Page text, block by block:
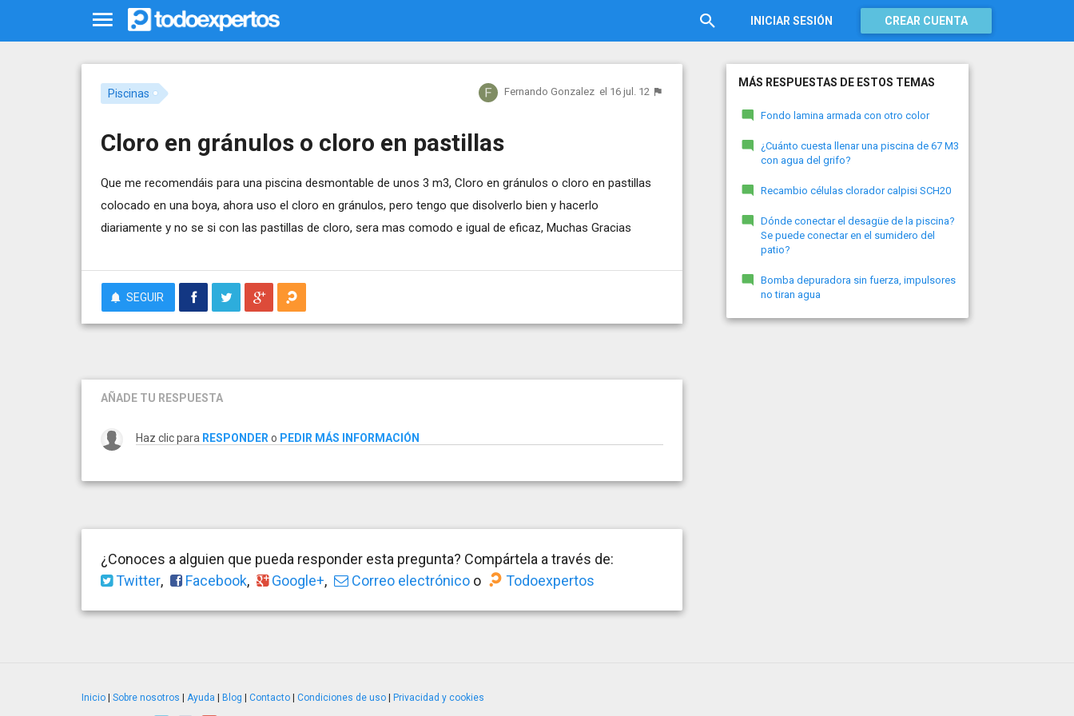
INICIAR SESIÓN CREAR CUENTA
Piscinas Fernando Gonzalez el 16 jul. 12
Cloro en gránulos o cloro en pastillas
Que me recomendáis para una piscina desmontable de unos 3 m3, Cloro en gránulos o cloro en pastillas
colocado en una boya, ahora uso el cloro en gránulos, pero tengo que disolverlo bien y hacerlo
diariamente y no se si con las pastillas de cloro, sera mas comodo e igual de eficaz, Muchas Gracias
SEGUIR
AÑADE TU RESPUESTA
Haz clic para RESPONDER o PEDIR MÁS INFORMACIÓN
¿Conoces a alguien que pueda responder esta pregunta? Compártela a través de:
Twitter, Facebook, Google+, Correo electrónico o Todoexpertos
MÁS RESPUESTAS DE ESTOS TEMAS
Fondo lamina armada con otro color
¿Cuánto cuesta llenar una piscina de 67 M3
con agua del grifo?
Recambio células clorador calpisi SCH20
Dónde conectar el desagüe de la piscina?
Se puede conectar en el sumidero del
patio?
Bomba depuradora sin fuerza, impulsores
no tiran agua
Inicio | Sobre nosotros | Ayuda | Blog | Contacto | Condiciones de uso | Privacidad y cookies